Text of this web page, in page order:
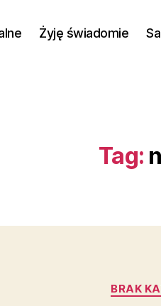
Żyję świadomie
Tag:
BRAK